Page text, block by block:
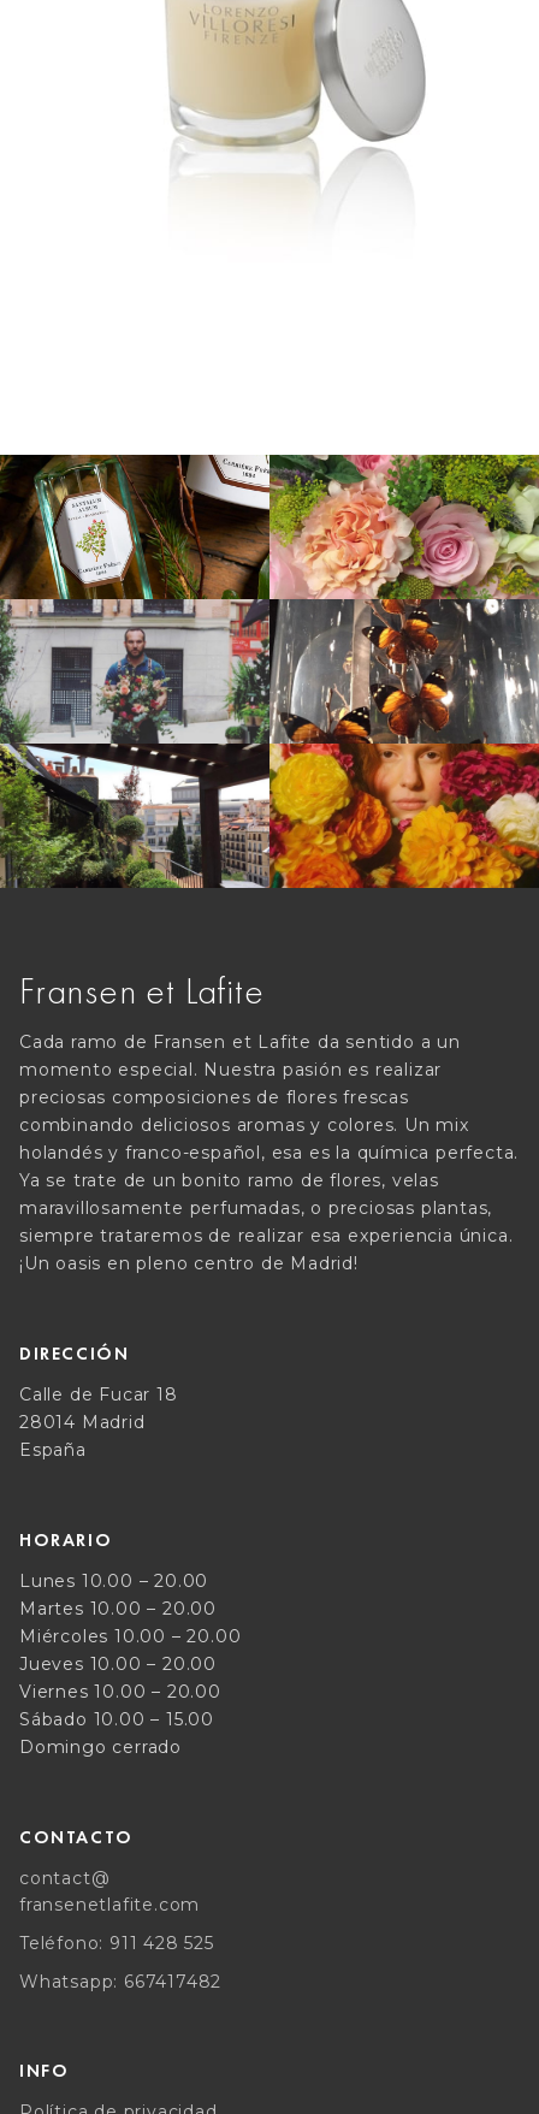
Fransen et Lafite
Cada ramo de Fransen et Lafite da sentido a un
momento especial. Nuestra pasión es realizar
preciosas composiciones de flores frescas
combinando deliciosos aromas y colores. Un mix
holandés y franco-español, esa es la química perfecta.
Ya se trate de un bonito ramo de flores, velas
maravillosamente perfumadas, o preciosas plantas,
siempre trataremos de realizar esa experiencia única.
¡Un oasis en pleno centro de Madrid!
DIRECCIÓN
Calle de Fucar 18
28014 Madrid
España
HORARIO
Lunes 10.00 – 20.00
Martes 10.00 – 20.00
Miércoles 10.00 – 20.00
Jueves 10.00 – 20.00
Viernes 10.00 – 20.00
Sábado 10.00 – 15.00
Domingo cerrado
CONTACTO
contact@
fransenetlafite.com
Teléfono: 911 428 525
Whatsapp: 667417482
INFO